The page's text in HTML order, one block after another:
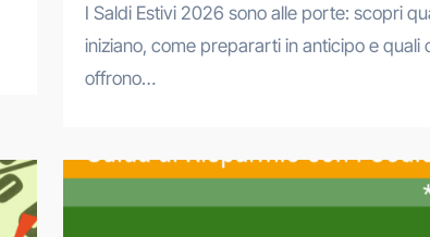
I Saldi Estivi 2026 sono alle porte: scopri quando
iniziano, come prepararti in anticipo e quali
offrono…